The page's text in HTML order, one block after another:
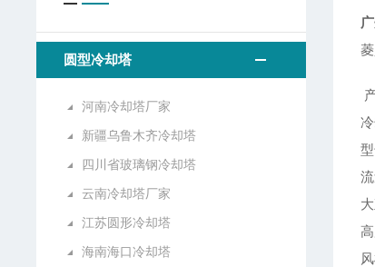
圆型冷却塔
河南冷却塔厂家
新疆乌鲁木齐冷却塔
四川省玻璃钢冷却塔
云南冷却塔厂家
江苏圆形冷却塔
海南海口冷却塔